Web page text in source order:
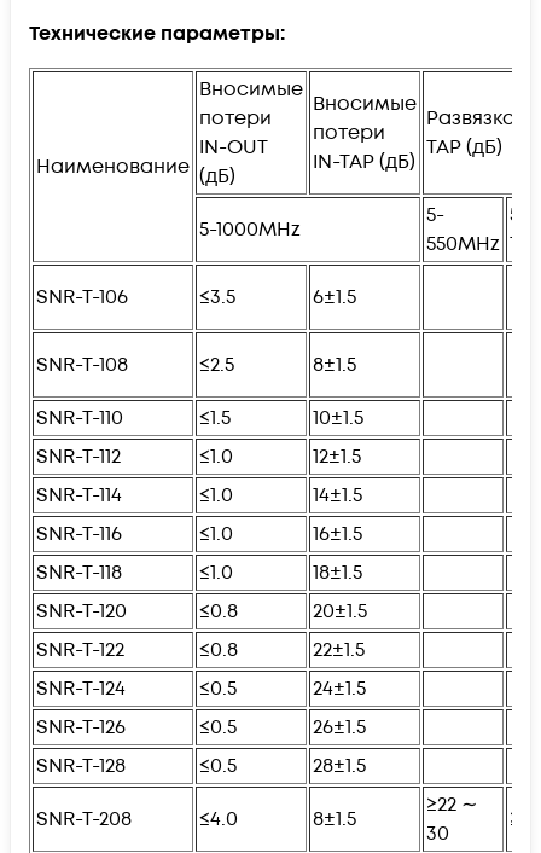
Технические параметры:
Наименование
Вносимые
потери
IN-OUT
(дБ)
Вносимые
потери
IN-TAP (дБ)
Развязка
TAP (дБ)
5-1000MHz
5-
550MHz
SNR-T-106
≤3.5 6±1.5
SNR-T-108 ≤2.5
8±1.5
SNR-T-110
≤1.5
10±1.5
SNR-T-112
≤1.0
12±1.5
SNR-T-114
≤1.0
14±1.5
SNR-T-116
≤1.0
16±1.5
SNR-T-118
≤1.0
18±1.5
SNR-T-120
≤0.8
20±1.5
SNR-T-122
≤0.8
22±1.5
SNR-T-124
≤0.5
24±1.5
SNR-T-126
≤0.5
26±1.5
SNR-T-128
≤0.5
28±1.5
SNR-T-208
≤4.0 8±1.5
≥22 ∼
30